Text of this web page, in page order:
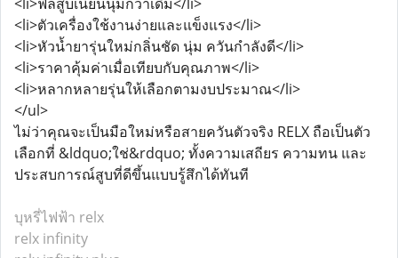
<li>ตัวเครื่องใช้งานง่ายและแข็งแรง</li>
<li>หัวน้ำยารุ่นใหม่กลิ่นชัด นุ่ม ควันกำลังดี</li>
<li>ราคาคุ้มค่าเมื่อเทียบกับคุณภาพ</li>
<li>หลากหลายรุ่นให้เลือกตามงบประมาณ</li>
</ul>
ไม่ว่าคุณจะเป็นมือใหม่หรือสายควันตัวจริง RELX ถือเป็นตัว
เลือกที่ &ldquo;ใช่&rdquo; ทั้งความเสถียร ความทน และ
ประสบการณ์สูบที่ดีขึ้นแบบรู้สึกได้ทันที
บุหรี่ไฟฟ้า relx
relx infinity